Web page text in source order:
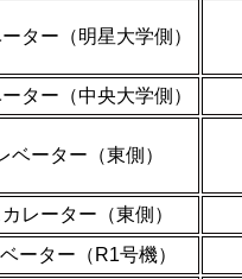
ター（明星大学側）
ター（中央大学側）
ベーター（東側）
レーター（東側）
ーター（R1号機）